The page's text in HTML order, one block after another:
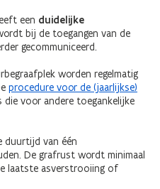
een duidelijke
bij de toegangen van de
gecommuniceerd.
worden regelmatig
procedure voor de (jaarlijkse)
die voor andere toegankelijke
duurtijd van één
De grafrust wordt minimaal
laatste asverstrooiing of